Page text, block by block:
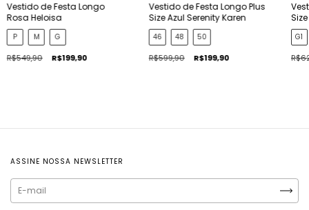
Vestido de Festa Longo
Rosa Heloisa
P M G
R$549,90 R$199,90
Vestido de Festa Longo Plus
Size Azul Serenity Karen
46 48 50
R$599,90 R$199,90
G1
ASSINE NOSSA NEWSLETTER